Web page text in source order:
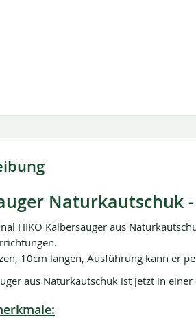
Naturkautschuk
HIKO Kälbersauger aus
10cm langen, Ausführung kann er
aus Naturkautschuk ist jetzt in